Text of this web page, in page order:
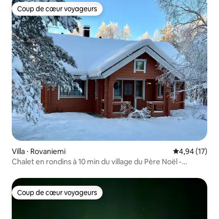
Coup de cœur voyageurs
Coup de cœur voyageurs
Villa ⋅ Rovaniemi Évaluation
4,94 (17)
Chalet en rondins à 10 min du village du Père Noël -
Coup de cœur voyageurs
Coup de cœur voyageurs